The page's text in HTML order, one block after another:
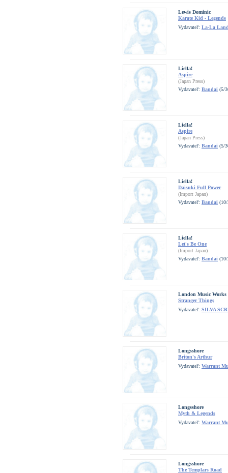
Lewis Dominic
Karate Kid - Legends
Vydavateľ: La-La
Liella!
Aspire
(Japan Press)
Vydavateľ: Bandai (5/
Liella!
Aspire
(Japan Press)
Vydavateľ: Bandai (5/
Liella!
Daisuki Full Power
(Import Japan)
Vydavateľ: Bandai
Liella!
Let's Be One
(Import Japan)
Vydavateľ: Bandai
London Music Works
Stranger Things
Vydavateľ: SILVA
Longsshore
Briton's Arthur
Vydavateľ: Warrant
Longsshore
Myth & Legends
Vydavateľ: Warrant
Longsshore
The Templars Road